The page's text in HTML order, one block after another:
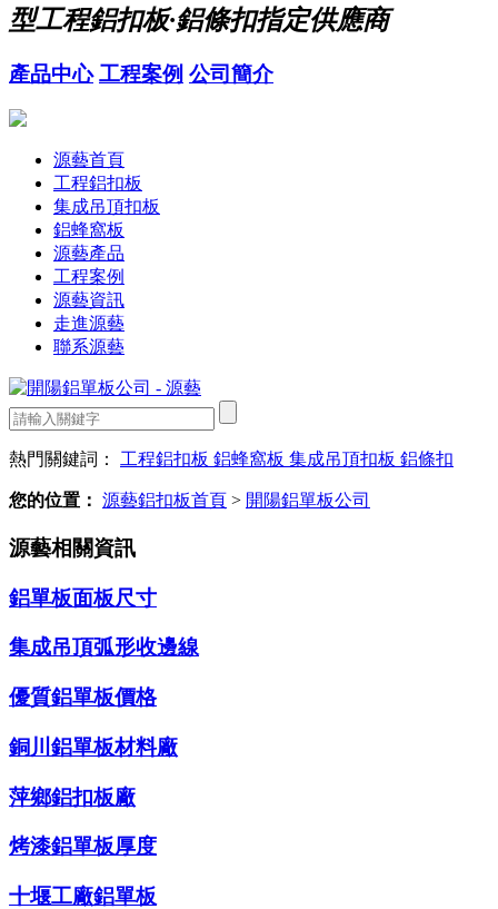
型工程鋁扣板·鋁條扣指定供應商
產品中心 工程案例 公司簡介
源藝首頁
工程鋁扣板
集成吊頂扣板
鋁蜂窩板
源藝產品
工程案例
源藝資訊
走進源藝
聯系源藝
熱門關鍵詞： 工程鋁扣板 鋁蜂窩板 集成吊頂扣板 鋁條扣
您的位置： 源藝鋁扣板首頁 > 開陽鋁單板公司
源藝相關資訊
鋁單板面板尺寸
集成吊頂弧形收邊線
優質鋁單板價格
銅川鋁單板材料廠
萍鄉鋁扣板廠
烤漆鋁單板厚度
十堰工廠鋁單板